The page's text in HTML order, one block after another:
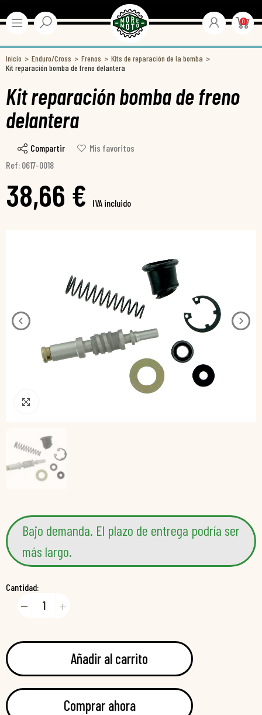
0
Inicio Enduro/Cross Frenos
Kits de reparación de la bomba
Kit reparación bomba de freno delantera
Kit reparación bomba de freno
delantera
Compartir
Mis favoritos
Ref: 0617-0018
38,66 € IVA incluido
Bajo demanda. El plazo de entrega podría ser
más largo.
Cantidad:
Añadir al carrito
Comprar ahora